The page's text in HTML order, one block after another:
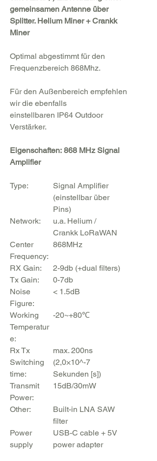
gemeinsamen Antenne über
Splitter. Helium Miner + Crankk
Miner
Optimal abgestimmt für den
Frequenzbereich 868Mhz.
Für den Außenbereich empfehlen
wir die ebenfalls
einstellbaren IP64 Outdoor
Verstärker.
Eigenschaften: 868 MHz Signal
Amplifier
Type:
Signal Amplifier
(einstellbar über
Pins)
Network:
u.a. Helium /
Crankk LoRaWAN
Center
Frequency:
868MHz
RX Gain:
2-9db (+dual filters)
Tx Gain:
0-7db
Noise
Figure:
< 1.5dB
Working
Temperatur
e:
-20~+80℃
Rx Tx
Switching
time:
max. 200ns
(2,0×10^-7
Sekunden [s])
Transmit
Power:
15dB/30mW
Other:
Built-in LNA SAW
filter
Power
supply
USB-C cable + 5V
power adapter